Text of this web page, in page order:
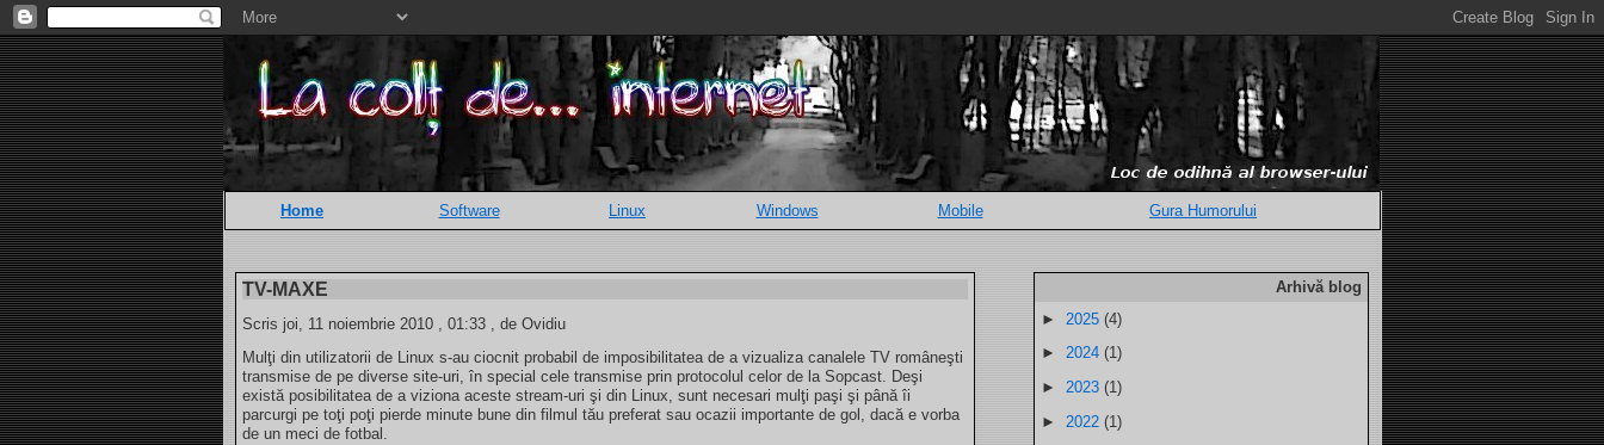
Home Software Linux Windows Mobile Gura Humorului
TV-MAXE
Scris joi, 11 noiembrie 2010 , 01:33 , de Ovidiu
Mulţi din utilizatorii de Linux s-au ciocnit probabil de imposibilitatea de a vizualiza canalele TV româneşti
transmise de pe diverse site-uri, în special cele transmise prin protocolul celor de la Sopcast. Deşi
există posibilitatea de a viziona aceste stream-uri şi din Linux, sunt necesari mulţi paşi şi până îi
parcurgi pe toţi poţi pierde minute bune din filmul tău preferat sau ocazii importante de gol, dacă e vorba
de un meci de fotbal.
Arhivă blog
► 2025 (4)
► 2024 (1)
► 2023 (1)
► 2022 (1)